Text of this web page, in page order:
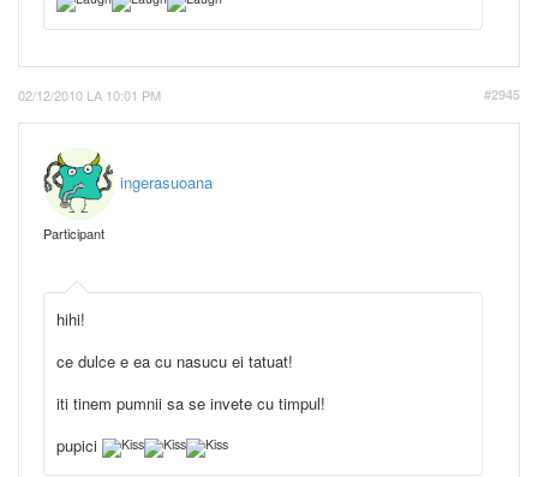
02/12/2010 LA 10:01 PM #2945
ingerasuoana
Participant
hihi!
ce dulce e ea cu nasucu ei tatuat!
iti tinem pumnii sa se invete cu timpul!
pupici